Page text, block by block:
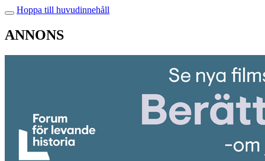
Hoppa till huvudinnehåll
ANNONS